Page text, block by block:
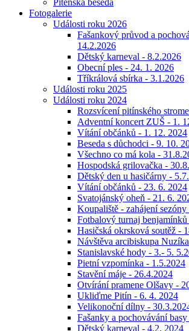
Pitěnská beseda
Fotogalerie
Události roku 2026
Fašankový průvod a
14.2.2026
Dětský karneval - 8.2.2026
Obecní ples - 24. 1. 2026
Tříkrálová sbírka - 3.1.2026
Události roku 2025
Události roku 2024
Rozsvícení pitínského
Adventní koncert ZUŠ - 1.
Vítání občánků - 1. 12. 2024
Beseda s důchodci - 9. 10.
Všechno co má kola -
Hospodská grilovačka -
Dětský den u hasičárny -
Vítání občánků - 23. 6. 2024
Svatojánský oheň - 21. 6.
Koupaliště - zahájení
Fotbalový turnaj
Hasičská okrsková soutěž -
Návštěva arcibiskupa
Stanislavské hody - 3.- 5.
Pietní vzpomínka - 1.5.2024
Stavění máje - 26.4.2024
Otvírání pramene Olšavy -
Ukliďme Pitín - 6. 4. 2024
Velikonoční dílny -
Fašanky a pochovávání
Dětský karneval - 4.2. 2024